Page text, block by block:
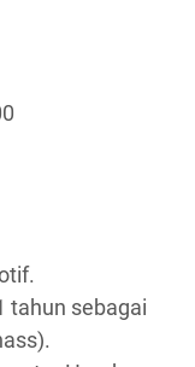
tahun sebagai